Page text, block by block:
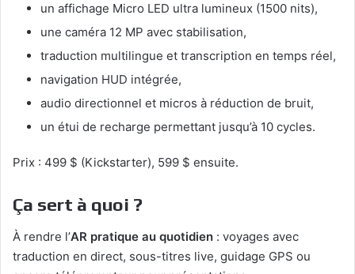
un affichage Micro LED ultra lumineux (1500 nits),
une caméra 12 MP avec stabilisation,
traduction multilingue et transcription en temps réel,
navigation HUD intégrée,
audio directionnel et micros à réduction de bruit,
un étui de recharge permettant jusqu’à 10 cycles.
Prix : 499 $ (Kickstarter), 599 $ ensuite.
Ça sert à quoi ?
À rendre l’AR pratique au quotidien : voyages avec
traduction en direct, sous-titres live, guidage GPS ou